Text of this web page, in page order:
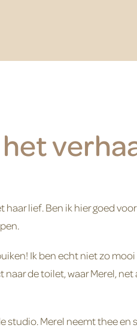
haar lief. Ben ik hier goed voor
Ik ben echt niet zo
de toilet, waar Merel,
Merel neemt thee en